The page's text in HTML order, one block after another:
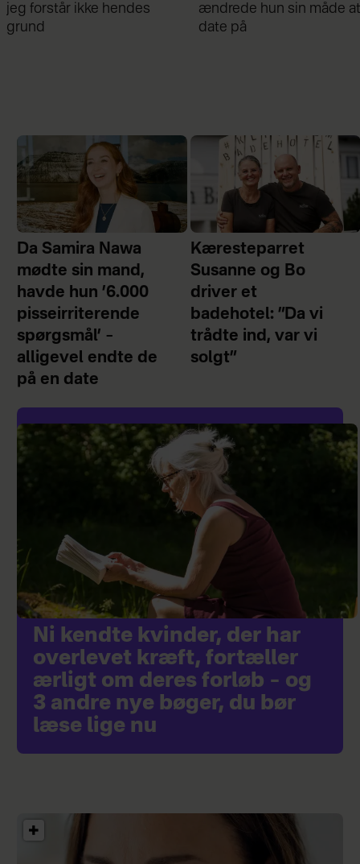
ændrede hun sin måde at
date på
Var gået fra hinanden før
graviditeten
Da Samira Nawa
mødte sin mand,
havde hun ’6.000
pisseirriterende
spørgsmål’ –
alligevel endte de
på en date
Kæresteparret
Susanne og Bo
driver et
badehotel: ”Da vi
trådte ind, var vi
solgt”
Ni kendte kvinder, der har
overlevet kræft, fortæller
ærligt om deres forløb – og
3 andre nye bøger, du bør
læse lige nu